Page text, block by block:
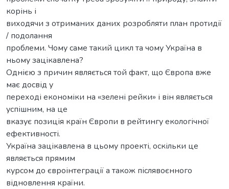
корінь і
виходячи з отриманих даних розробляти план протидії
/ подолання
проблеми. Чому саме такий цикл та чому Україна в
ньому зацікавлена?
Однією з причин являється той факт, що Європа вже
має досвід у
переході економіки на «зелені рейки» і він являється
успішним, на це
вказує позиція країн Європи в рейтингу екологічної
ефективності.
Україна зацікавлена в цьому проекті, оскільки це
являється прямим
курсом до євроінтеграції а також післявоєнного
відновлення країни.